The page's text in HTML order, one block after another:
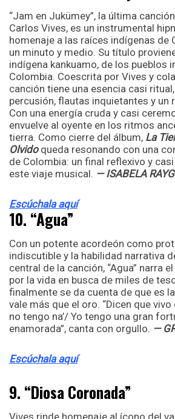
“Jam en Jukümey”, la última
Carlos Vives, es un instrumental
homenaje a las raíces indígenas de
un minuto y medio. Su título
indígena kankuamo, de los pueblos
Colombia. Coescrita por Vives y
canción tiene una esencia casi
percusión, flautas inquietantes y un
Con una energía cruda y casi
envuelve al oyente en los ritmos
tierra. Como cierre del álbum, La
Olvidoqueda resonando con una
de Colombia: un final reflexivo y
este viaje musical. — ISABELA
Escúchala aquí
10. “Agua”
Con un potente acordeón como
indiscutible y la habilidad narrativa
central de la canción, “Agua” narra
por la vida en busca de miles de
finalmente se da cuenta de que es
vale más que el oro. “Dicen que vivo
no tengo na’/ Yo tengo una gran
enamorada”, canta con orgullo. —
Escúchala aquí
9. “Diosa Coronada”
Vives rinde homenaje al ícono del